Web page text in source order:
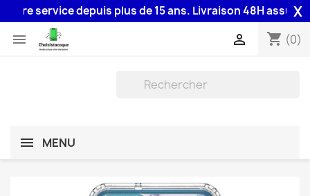
service depuis plus de 15 ans. Livraison 48H assurée X
 shopping_cart (0)

MENU